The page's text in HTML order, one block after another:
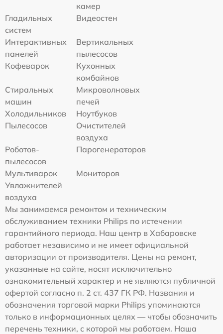
камер
Гладильных
систем
Видеостен
Интерактивных
панелей
Вертикальных
пылесосов
Кофеварок
Кухонных
комбайнов
Стиральных
машин
Микроволновых
печей
Холодильников
Ноутбуков
Пылесосов
Очистителей
воздуха
Роботов-
пылесосов
Парогенераторов
Мультиварок
Мониторов
Увлажнителей
воздуха
Мы занимаемся ремонтом и техническим
обслуживанием техники Philips по истечении
гарантийного периода. Наш центр в Хабаровске
работает независимо и не имеет официальной
авторизации от производителя. Цены на ремонт,
указанные на сайте, носят исключительно
ознакомительный характер и не являются публичной
офертой согласно п. 2 ст. 437 ГК РФ. Названия и
обозначения торговой марки Philips упоминаются
только в информационных целях — чтобы обозначить
перечень техники, с которой мы работаем. Наша